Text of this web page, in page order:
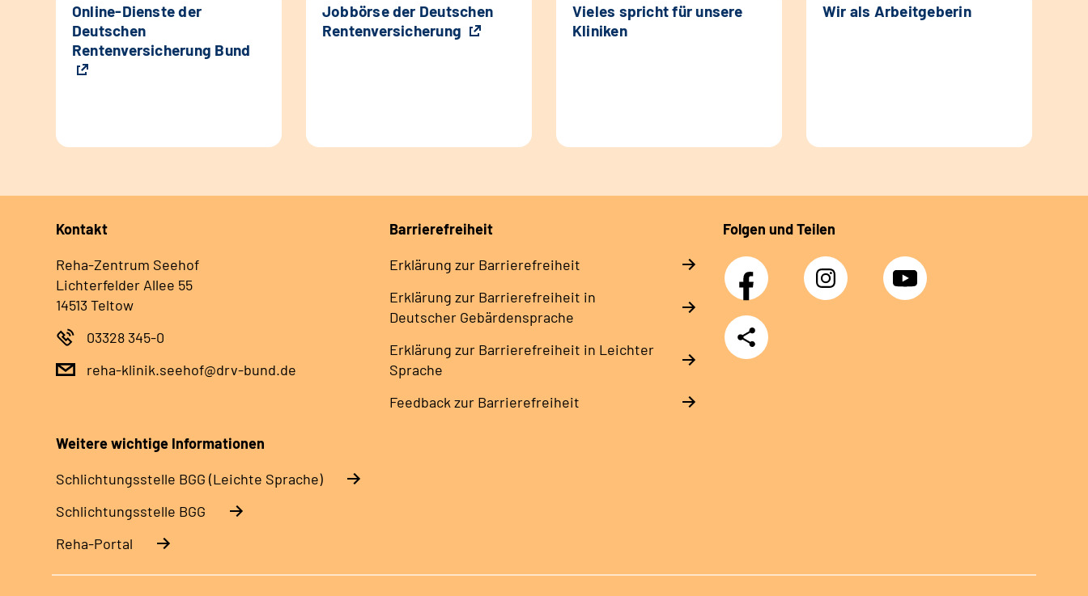
Online-Dienste der
Deutschen
Rentenversicherung Bund
Jobbörse der Deutschen
Rentenversicherung
Vieles spricht für unsere
Kliniken
Wir als Arbeitgeberin
Kontakt
Reha-Zentrum Seehof
Lichterfelder Allee 55
14513 Teltow
03328 345-0
reha-klinik.seehof@drv-bund.de
Barrierefreiheit
Erklärung zur Barrierefreiheit
Erklärung zur Barrierefreiheit in
Deutscher Gebärdensprache
Erklärung zur Barrierefreiheit in Leichter
Sprache
Feedback zur Barrierefreiheit
Folgen und Teilen
Facebook Instagram YouTube
Teilen
Weitere wichtige Informationen
Schlich­tungs­stel­le BGG (Leichte Sprache)
Schlich­tungs­stel­le BGG
Reha-Portal